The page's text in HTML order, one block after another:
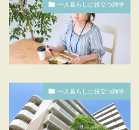
一人暮らしに役立つ雑学
一人暮らしに役立つ雑学